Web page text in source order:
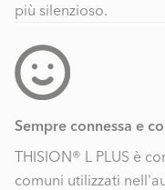
più silenzioso.
Sempre connessa e
THISION® L PLUS è
comuni utilizzati